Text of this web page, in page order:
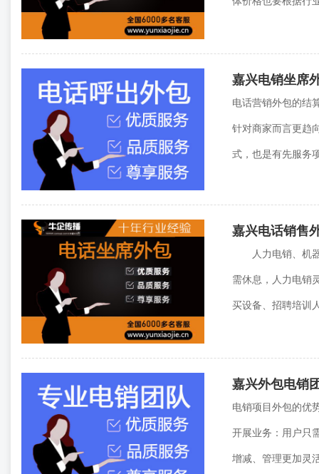
嘉兴电销坐席
电话营销外包的结
针对商家而言更趋
式，也是有先服务
嘉兴电话销售
人力电销、机器
需休息，人力电销
买设备、招聘培
嘉兴外包电销
电销项目外包的优
开展业务：用户只
增减、管理更加灵